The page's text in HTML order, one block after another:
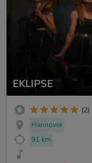
EKLIPSE
(2)
Hannover
91 km